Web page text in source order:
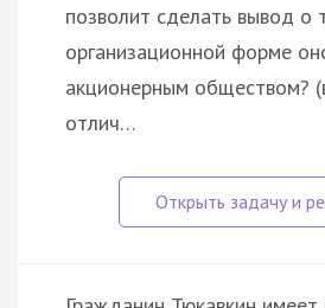
позволит сделать вывод о
организационной форме
акционерным обществом?
отлич…